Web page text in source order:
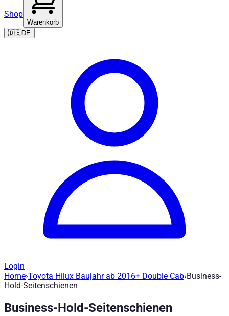
Shop
Warenkorb
🇩🇪DE
Login
Business-Hold-Seitenschienen -
Artikel-Nr:310268-11|Marke: Road Ranger® |Hersteller
Home›Toyota Hilux Baujahr ab 2016+ Double Cab›Business-
Hold-Seitenschienen
Business-Hold-Seitenschienen